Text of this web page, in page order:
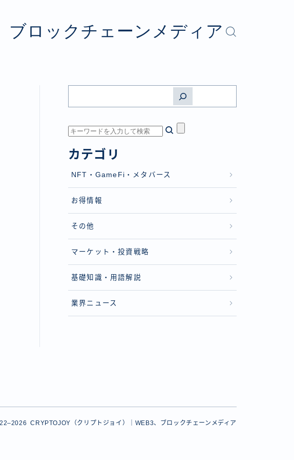
ブロックチェーンメディア
カテゴリ
NFT・GameFi・メタバース
お得情報
その他
マーケット・投資戦略
基礎知識・用語解説
業界ニュース
CRYPTOJOY（クリプトジョイ）｜WEB3、ブロックチェーンメディア